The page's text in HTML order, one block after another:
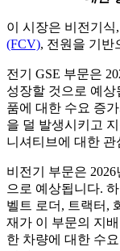
이 시장은 비전기
(FCV), 전원을 기반
전기 GSE 부문은
성장할 것으로 예상
품에 대한 수요 증
을 덜 발생시키고
니셔티브에 대한
비전기 부문은
으로 예상됩니다.
벨트 로더, 트랙터,
재가 이 부문의 지
한 차량에 대한 수